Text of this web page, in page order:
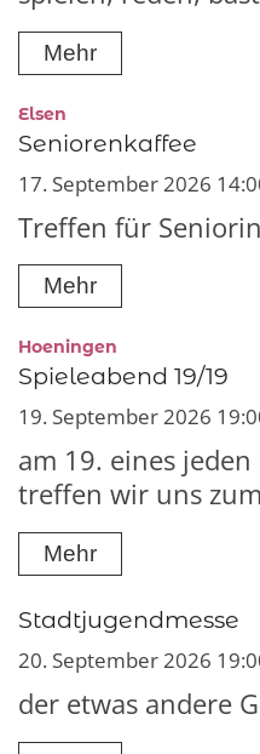
Mehr
Elsen
Seniorenkaffee
17. September 2026
Treffen für
Mehr
Hoeningen
Spieleabend 19/19
19. September 2026
am 19. eines
treffen wir uns
Mehr
Stadtjugendmesse
20. September 2026
der etwas andere